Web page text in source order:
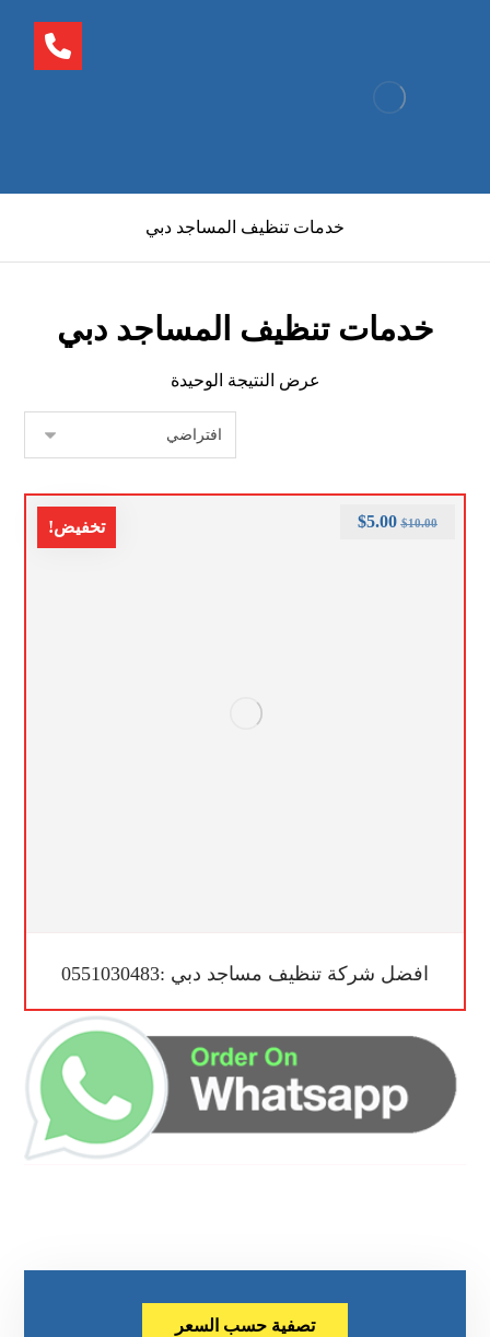
خدمات تنظيف المساجد دبي
خدمات تنظيف المساجد دبي
عرض النتيجة الوحيدة
تخفيض!
افضل شركة تنظيف مساجد دبي :0551030483
$10.00
$5.00
تصفية حسب السعر